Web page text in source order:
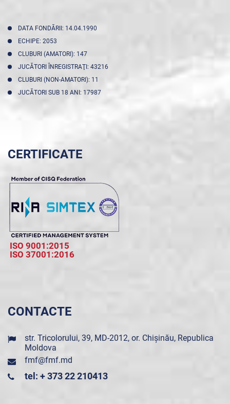
DATA FONDĂRII: 14.04.1990
ECHIPE: 2053
CLUBURI (AMATORI): 147
JUCĂTORI ÎNREGISTRAŢI: 43216
CLUBURI (NON-AMATORI): 11
JUCĂTORI SUB 18 ANI: 17987
CERTIFICATE
ISO 9001:2015
ISO 37001:2016
CONTACTE
str. Tricolorului, 39, MD-2012, or. Chișinău, Republica
Moldova
fmf@fmf.md
tel: + 373 22 210413